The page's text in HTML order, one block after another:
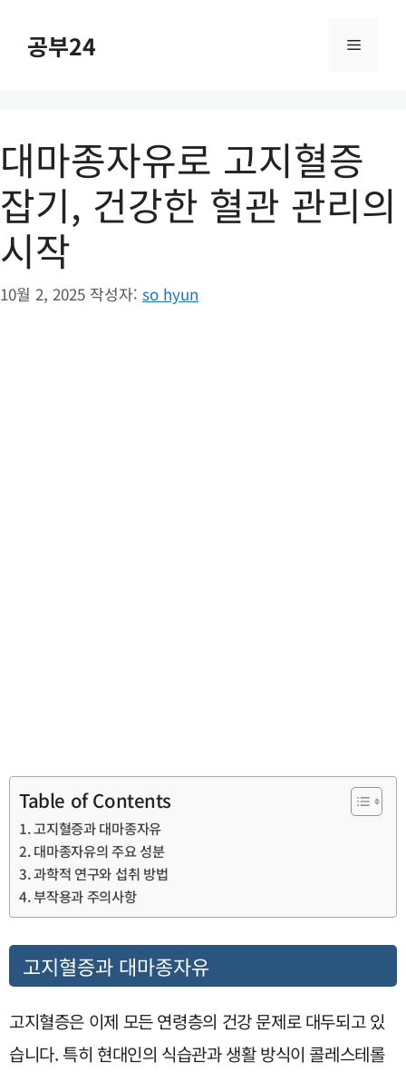
뛰
기
공부24 메
대마종자유로 고지혈증
잡기, 건강한 혈관 관리의
시작
10월 2, 2025 작성자: so hyun
Table of Contents
고지혈증과 대마종자유
대마종자유의 주요 성분
과학적 연구와 섭취 방법
부작용과 주의사항
고지혈증과 대마종자유
고지혈증은 이제 모든 연령층의 건강 문제로 대두되고 있
습니다. 특히 현대인의 식습관과 생활 방식이 콜레스테롤